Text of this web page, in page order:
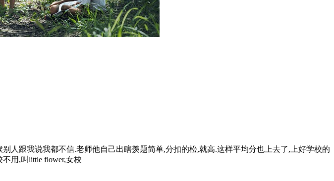
人跟我说我都不信.老师他自己出瞎羡题简单,分扣的松,就高.这样平均分也上去了,上好学校的
用,叫little flower,女校